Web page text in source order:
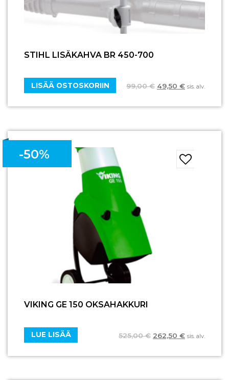
STIHL LISÄKAHVA BR 450-700
99,00€ 49,50 € sis. alv.
LISÄÄ OSTOSKORIIN
-50%
VIKING GE 150 OKSAHAKKURI
525,00€ 262,50 € sis. alv.
LUE LISÄÄ